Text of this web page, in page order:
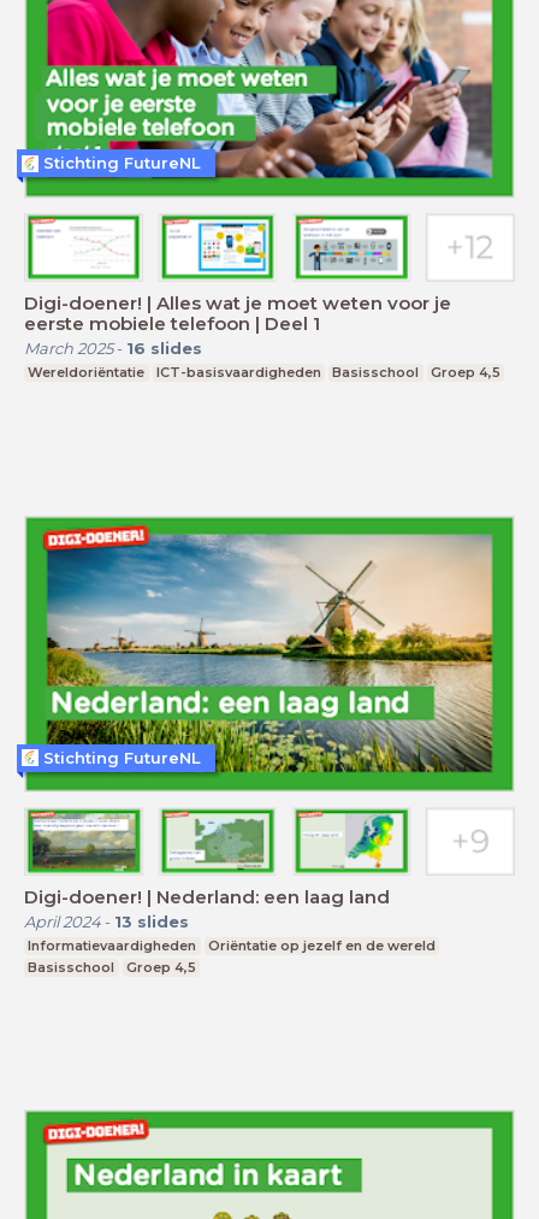
Digi-doener! | Alles wat je moet weten voor je
eerste mobiele telefoon | Deel 1
March 2025- 16 slides
Wereldoriëntatie ICT-basisvaardigheden Basisschool Groep 4,5
Stichting FutureNL
Digi-doener! | Nederland: een laag land
April 2024- 13 slides
Informatievaardigheden
Oriëntatie op jezelf en de wereld
Basisschool
Groep 4,5
Stichting FutureNL